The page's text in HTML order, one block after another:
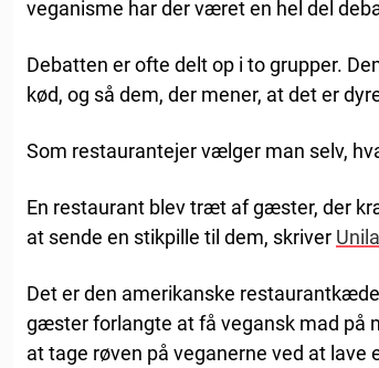
veganisme har der været en hel del
Debatten er ofte delt op i to grupper.
kød, og så dem, der mener, at det er
Som restaurantejer vælger man selv,
En restaurant blev træt af gæster, der
at sende en stikpille til dem, skriver
Det er den amerikanske
gæster forlangte at få vegansk mad på
at tage røven på veganerne ved at lave